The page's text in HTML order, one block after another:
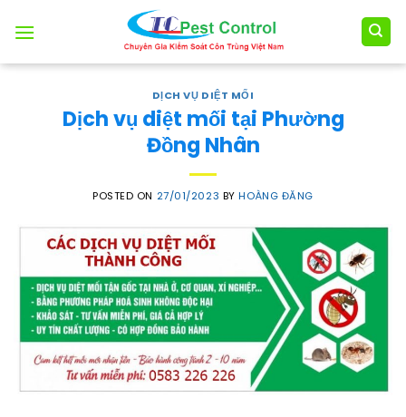
DỊCH VỤ DIỆT MỐI
Dịch vụ diệt mối tại Phường
Đồng Nhân
POSTED ON 27/01/2023 BYHOÀNG ĐĂNG